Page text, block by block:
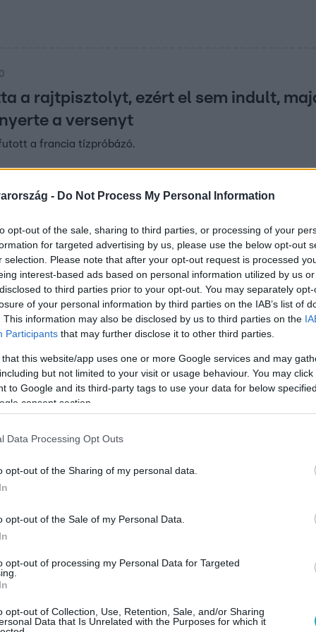
- Do Not Process My Personal Information
opt-out of the sale, sharing to third parties, or processing of your
for targeted advertising by us, please use the below opt-out
selection. Please note that after your opt-out request is processed
interest-based ads based on personal information utilized by us
to third parties prior to your opt-out. You may separately
of your personal information by third parties on the IAB’s list of
This information may also be disclosed by us to third parties on the
Participants that may further disclose it to other third parties.
that this website/app uses one or more Google services and may
but not limited to your visit or usage behaviour. You may
to Google and its third-party tags to use your data for below
consent section.
Data Processing Opt Outs
opt-out of the Sharing of my personal data.
opt-out of the Sale of my Personal Data.
opt-out of processing my Personal Data for Targeted
opt-out of Collection, Use, Retention, Sale, and/or Sharing
Data that Is Unrelated with the Purposes for which it
a rajtpisztolyt, ezért el sem indult,
a versenyt
a francia tízpróbázó.
támadják meg Hevér Gábor
és üvöltöző emberek hangjára ébred, és egy ideig
fegyveres kommandós ront be a házába, akkor már
és hangtompítókkal bukott le két
feltűnt, hogy a megállított két albán férfi ideges, na meg
fiú halott apja pisztolyát egy másik
is találtak
ezeket pont nem kéne tízévesekre bízni. A floridai